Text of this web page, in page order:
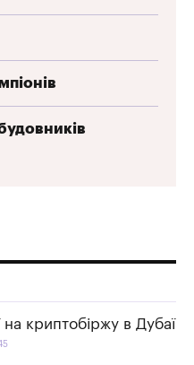
на криптобіржу в Дубаї